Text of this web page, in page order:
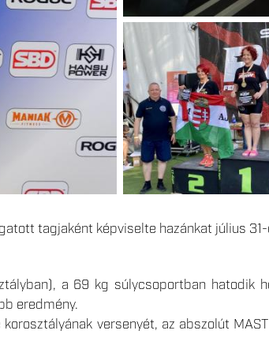
tagjaként képviselte hazánkat július
a 69 kg súlycsoportban hatodik
eredmény.
versenyét, az abszolút